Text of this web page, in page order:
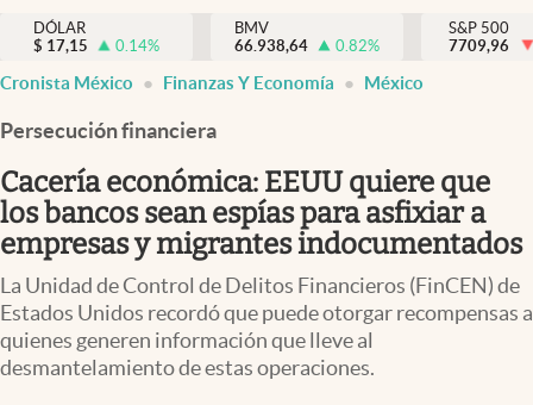
México
Dólar y mercados
Pc y celular
Vida y estilo
Tv
Clima
DÓLAR
$ 17,15 0.14%
BMV
66.938,64
0.82%
S&P 500
7709,96
Cronista México Finanzas Y Economía México
Persecución financiera
Cacería económica: EEUU quiere que
los bancos sean espías para asfixiar a
empresas y migrantes indocumentados
La Unidad de Control de Delitos Financieros (FinCEN) de
Estados Unidos recordó que puede otorgar recompensas a
quienes generen información que lleve al
desmantelamiento de estas operaciones.